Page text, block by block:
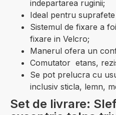
indepartarea ruginii;
Ideal pentru
Sistemul de fixare a
fixare in Velcro;
Manerul ofera un
Comutator etans,
Se pot prelucra cu
inclusiv sticla, lemn,
Set de livrare: